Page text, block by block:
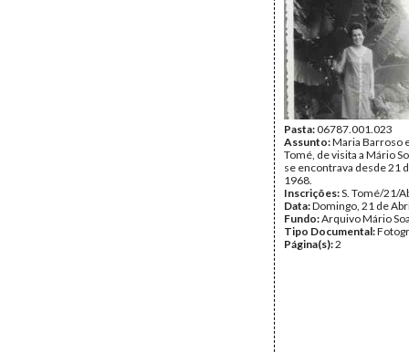
Pasta:06787.001.023
Assunto:Maria Barroso
Tomé, de visita a Mário
se encontrava desde 21
1968.
Inscrições:S. Tomé/21/
Data:Domingo, 21 de
Fundo:Arquivo Mário
Tipo Documental:
Página(s):2